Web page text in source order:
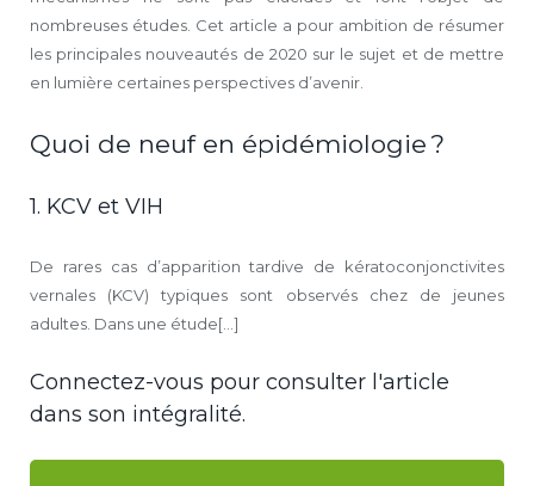
nombreuses études. Cet article a pour ambition de résumer
les principales nouveautés de 2020 sur le sujet et de mettre
en lumière certaines perspectives d’avenir.
Quoi de neuf en épidémiologie ?
1. KCV et VIH
De rares cas d’apparition tardive de kératoconjonctivites
vernales (KCV) typiques sont observés chez de jeunes
adultes. Dans une étude[...]
Connectez-vous pour consulter l'article
dans son intégralité.